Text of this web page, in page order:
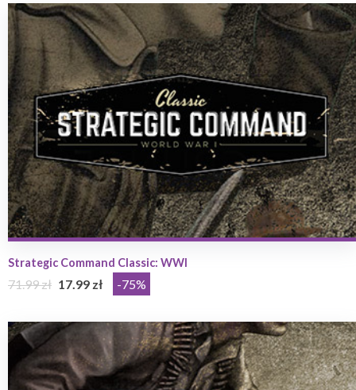
Strategic Command Classic: WWI
71.99 zł 17.99 zł -75%